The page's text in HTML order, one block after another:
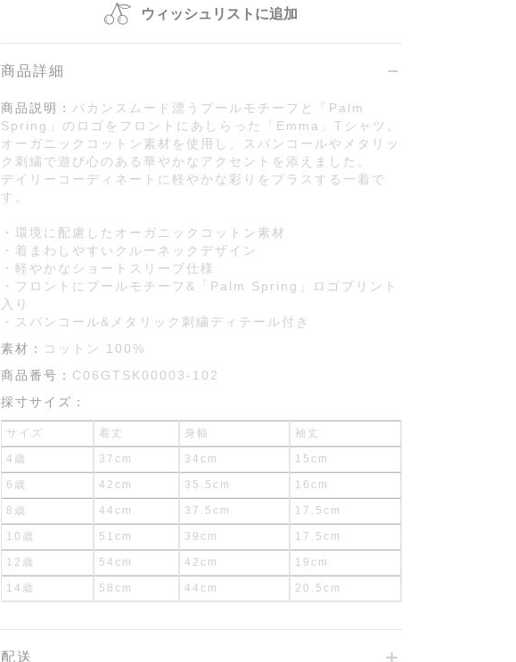
ウィッシュリストに追加
商品詳細
商品説明： バカンスムード漂うプールモチーフと「Palm
Spring」のロゴをフロントにあしらった「Emma」Tシャツ。
オーガニックコットン素材を使用し、スパンコールやメタリッ
ク刺繍で遊び心のある華やかなアクセントを添えました。
デイリーコーディネートに軽やかな彩りをプラスする一着で
す。
・環境に配慮したオーガニックコットン素材
・着まわしやすいクルーネックデザイン
・軽やかなショートスリーブ仕様
・フロントにプールモチーフ&「Palm Spring」ロゴプリント
入り
・スパンコール&メタリック刺繍ディテール付き
素材：
コットン 100%
商品番号： C06GTSK00003-102
採寸サイズ：
サイズ 着丈 身幅 袖丈
4歳 37cm 34cm 15cm
6歳 42cm 35.5cm 16cm
8歳 44cm 37.5cm 17.5cm
10歳 51cm 39cm 17.5cm
12歳 54cm 42cm 19cm
14歳 58cm 44cm 20.5cm
配送